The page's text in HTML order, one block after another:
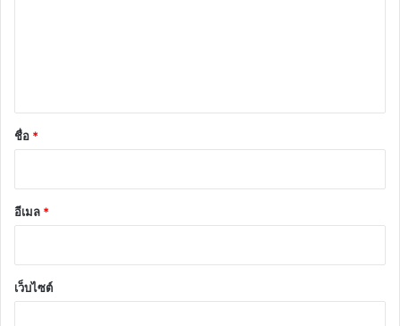
*
ชื่อ *
อีเมล *
เว็บไซต์